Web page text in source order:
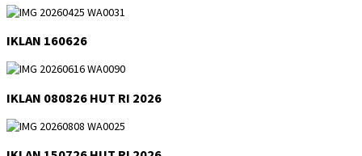
IKLAN 160626
IKLAN 080826 HUT RI 2026